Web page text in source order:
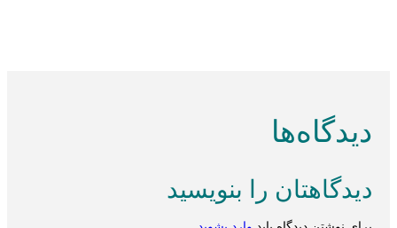
دیدگاه‌ها
دیدگاهتان را بنویسید